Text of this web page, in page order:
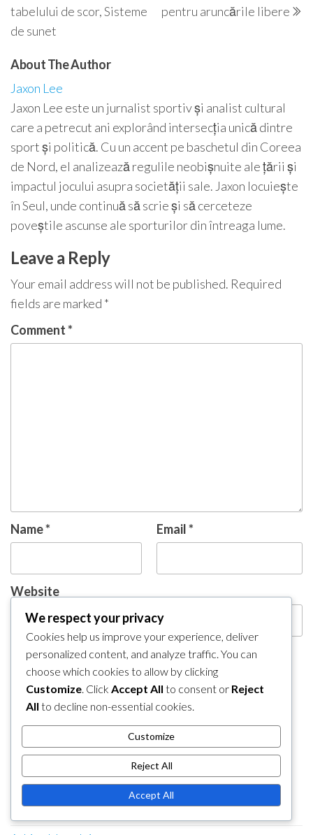
tabelului de scor, Sisteme
de sunet
pentru aruncările libere
About The Author
Jaxon Lee
Jaxon Lee este un jurnalist sportiv și analist cultural
care a petrecut ani explorând intersecția unică dintre
sport și politică. Cu un accent pe baschetul din Coreea
de Nord, el analizează regulile neobișnuite ale țării și
impactul jocului asupra societății sale. Jaxon locuiește
în Seul, unde continuă să scrie și să cerceteze
poveștile ascunse ale sporturilor din întreaga lume.
Leave a Reply
Your email address will not be published. Required
fields are marked *
Comment*
Name* Email*
Website
Save my name, email, and website in this browser
for the next time I comment.
LINKURI
We respect your privacy
Cookies help us improve your experience, deliver
personalized content, and analyze traffic. You can
choose which cookies to allow by clicking
Customize. Click Accept All to consent or Reject
All to decline non-essential cookies.
Customize
Reject All
Accept All